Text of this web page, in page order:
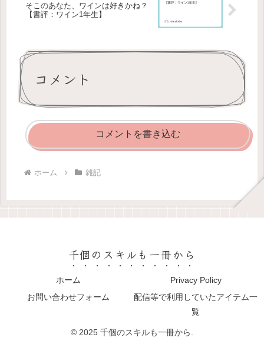
そこのあなた、ワインは好きかね？
【書評：ワイン1年生】
コメント
コメントを書き込む
ホーム 雑記
千個のスキルも一冊から
ホーム
Privacy Policy
お問い合わせフォーム
配信等で利用していたアイテム一
覧
© 2025 千個のスキルも一冊から.